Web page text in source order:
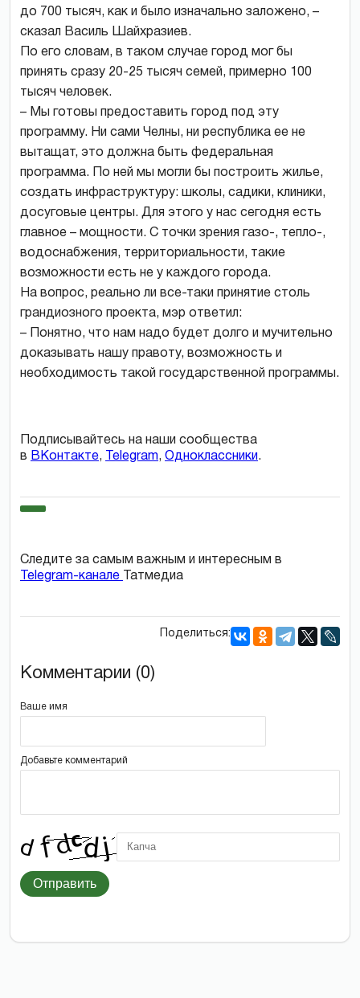
до 700 тысяч, как и было изначально заложено, –
сказал Василь Шайхразиев.
По его словам, в таком случае город мог бы
принять сразу 20-25 тысяч семей, примерно 100
тысяч человек.
– Мы готовы предоставить город под эту
программу. Ни сами Челны, ни республика ее не
вытащат, это должна быть федеральная
программа. По ней мы могли бы построить жилье,
создать инфраструктуру: школы, садики, клиники,
досуговые центры. Для этого у нас сегодня есть
главное – мощности. С точки зрения газо-, тепло-,
водоснабжения, территориальности, такие
возможности есть не у каждого города.
На вопрос, реально ли все-таки принятие столь
грандиозного проекта, мэр ответил:
– Понятно, что нам надо будет долго и мучительно
доказывать нашу правоту, возможность и
необходимость такой государственной программы.
Подписывайтесь на наши сообщества
в ВКонтакте, Telegram, Одноклассники.
Следите за самым важным и интересным в
Telegram-канале
Татмедиа
Поделиться:
Комментарии (0)
Ваше имя
Добавьте комментарий
Отправить